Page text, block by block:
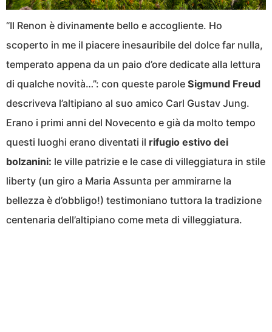
“Il Renon è divinamente bello e accogliente. Ho
scoperto in me il piacere inesauribile del dolce far nulla,
temperato appena da un paio d’ore dedicate alla lettura
di qualche novità…”: con queste parole Sigmund Freud
descriveva l’altipiano al suo amico Carl Gustav Jung.
Erano i primi anni del Novecento e già da molto tempo
questi luoghi erano diventati il rifugio estivo dei
bolzanini: le ville patrizie e le case di villeggiatura in stile
liberty (un giro a Maria Assunta per ammirarne la
bellezza è d’obbligo!) testimoniano tuttora la tradizione
centenaria dell’altipiano come meta di villeggiatura.